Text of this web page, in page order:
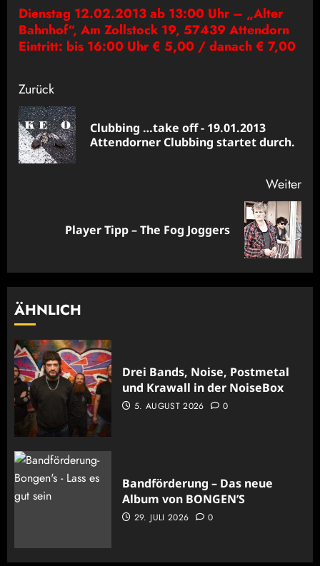
Dienstag 12.02.2013 ab 13:00 Uhr – „Alter
Bahnhof“, Am Zollstock 19, 57439 Attendorn
Eintritt: bis 16:00 Uhr € 5,00 / danach € 7,00
Beitragsnavigation
Zurück
Clubbing …take off - 19.01.2013
Attendorner Clubbing startet durch.
Weiter
NächsterPlayer Tipp – The Fog Joggers
ÄHNLICH
Drei Bands, Noise, Postmetal
und Krawall in der NoiseBox
5. AUGUST 2026 0
Bandförderung – Das neue
Album von BONGEN’S
29. JULI 2026 0